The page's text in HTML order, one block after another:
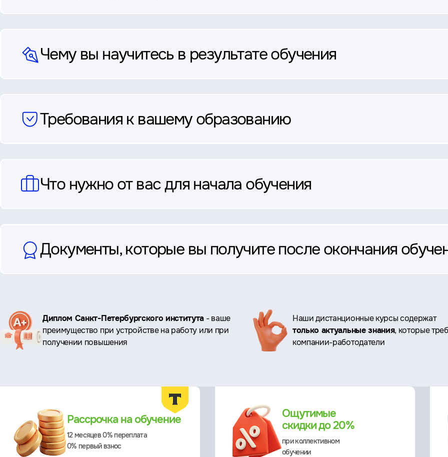
Чему вы научитесь в результате обучения
Требования к вашему образованию
Что нужно от вас для начала обучения
Документы, которые вы получите после окончания
Ключевые
преимущества
Диплом Санкт-Петербургского института - ваше
преимущество при устройстве на работу или при
получении повышения
Наши дистанционные курсы содержат
только актуальные знания, которые
компании-работодатели
Рассрочка на обучение
12 месяцев 0% переплата
0% первый взнос
Ощутимые
скидки до 20%
при коллективном
обучении